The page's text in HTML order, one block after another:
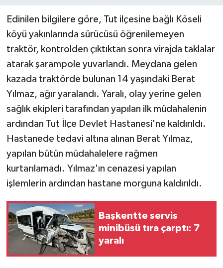
Edinilen bilgilere göre, Tut ilçesine bağlı Köseli
köyü yakınlarında sürücüsü öğrenilemeyen
traktör, kontrolden çıktıktan sonra virajda taklalar
atarak şarampole yuvarlandı. Meydana gelen
kazada traktörde bulunan 14 yaşındaki Berat
Yılmaz, ağır yaralandı. Yaralı, olay yerine gelen
sağlık ekipleri tarafından yapılan ilk müdahalenin
ardından Tut İlçe Devlet Hastanesi'ne kaldırıldı.
Hastanede tedavi altına alınan Berat Yılmaz,
yapılan bütün müdahalelere rağmen
kurtarılamadı. Yılmaz'ın cenazesi yapılan
işlemlerin ardından hastane morguna kaldırıldı.
Başkentte servis
minibüsü tıra çarptı: 7
yaralı